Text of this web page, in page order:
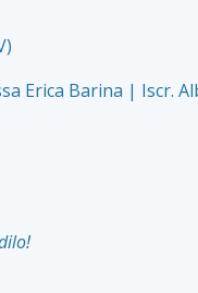
Erica Barina | Iscr.